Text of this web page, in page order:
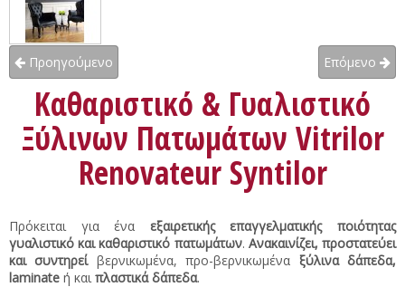
Προηγούμενο Επόμενο
Καθαριστικό & Γυαλιστικό
Ξύλινων Πατωμάτων Vitrilor
Renovateur Syntilor
Πρόκειται για ένα εξαιρετικής επαγγελματικής ποιότητας
γυαλιστικό και καθαριστικό πατωμάτων. Ανακαινίζει, προστατεύει
και συντηρεί βερνικωμένα, προ-βερνικωμένα ξύλινα δάπεδα,
laminate ή και πλαστικά δάπεδα.